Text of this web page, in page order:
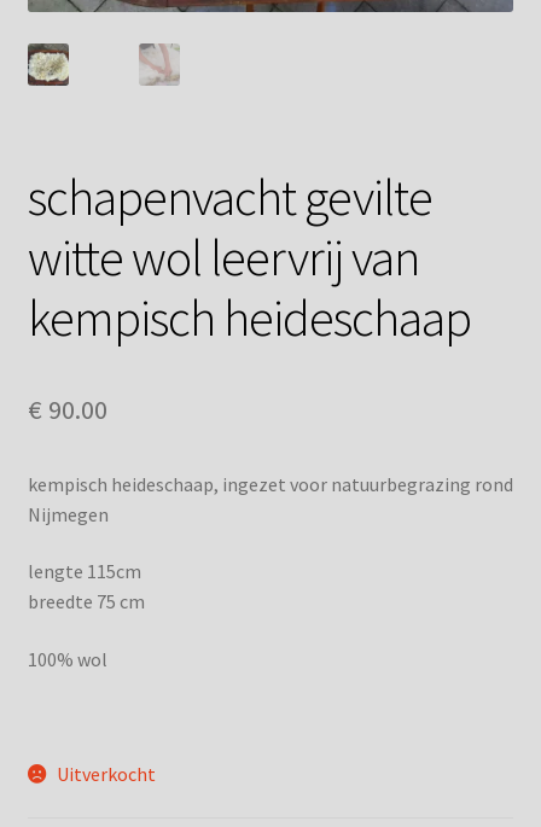
schapenvacht gevilte
witte wol leervrij van
kempisch heideschaap
€ 90.00
kempisch heideschaap, ingezet voor natuurbegrazing rond
Nijmegen
lengte 115cm
breedte 75 cm
100% wol
Uitverkocht